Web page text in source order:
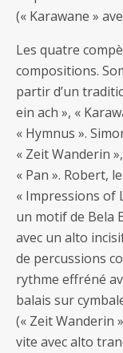
(« Karawane »
Les quatre
compositions.
partir d’un
ein ach », «
« Hymnus ».
« Zeit Wanderin
« Pan ». Robert,
« Impressions of
un motif de Bela
avec un alto
de percussions
rythme effréné
balais sur
(« Zeit Wanderin
vite avec alto